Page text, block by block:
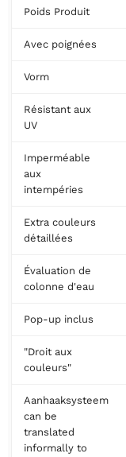
Poids Produit
Avec poignées
Vorm
Résistant aux
UV
Imperméable
aux
intempéries
Extra couleurs
détaillées
Évaluation de
colonne d'eau
Pop-up inclus
"Droit aux
couleurs"
Aanhaaksysteem
can be
translated
informally to